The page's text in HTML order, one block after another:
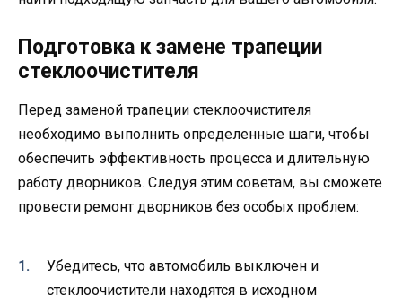
Подготовка к замене трапеции
стеклоочистителя
Перед заменой трапеции стеклоочистителя
необходимо выполнить определенные шаги, чтобы
обеспечить эффективность процесса и длительную
работу дворников. Следуя этим советам, вы сможете
провести ремонт дворников без особых проблем:
Убедитесь, что автомобиль выключен и
стеклоочистители находятся в исходном